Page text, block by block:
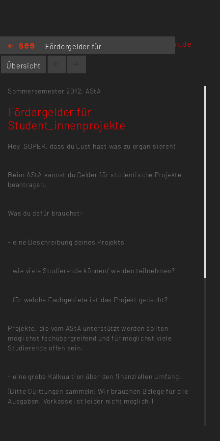
Fördergelder für
Student_innenprojekte
Übersicht
mailto:asta@kh-berlin.de
Sommersemester 2012, AStA
Fördergelder für
Student_innenprojekte
Hey, SUPER, dass du Lust hast was zu organisieren!
Beim AStA kannst du Gelder für studentische Projekte
beantragen.
Was du dafür brauchst:
- eine Beschreibung deines Projekts
- wie viele Studierende können/ werden teilnehmen?
- für welche Fachgebiete ist das Projekt gedacht?
Projekte, die vom AStA unterstützt werden sollten
möglichst fachübergreifend und für möglichst viele
Studierende offen sein.
- eine grobe Kalkualtion über den finanziellen Umfang.
(Bitte Quittungen sammeln! Wir brauchen Belege für alle
Ausgaben. Vorkasse ist leider nicht möglich.)